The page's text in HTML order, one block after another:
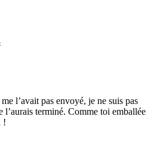
l’avait pas envoyé, je ne suis pas
l’aurais terminé. Comme toi emballée
!